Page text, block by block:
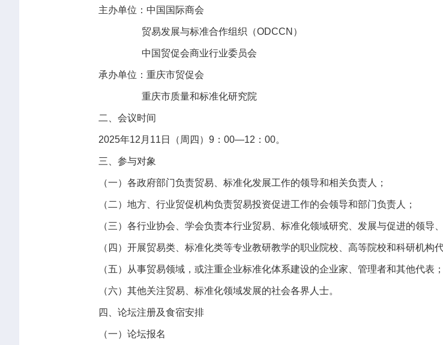
主办单位：中国国际商会
贸易发展与标准合作组织（ODCCN）
中国贸促会商业行业委员会
承办单位：重庆市贸促会
重庆市质量和标准化研究院
二、会议时间
2025年12月11日（周四）9：00—12：00。
三、参与对象
（一）各政府部门负责贸易、标准化发展工作的领导和相关负责人；
（二）地方、行业贸促机构负责贸易投资促进工作的会领导和部门负责人；
（三）各行业协会、学会负责本行业贸易、标准化领域研究、发展与促进的领导
（四）开展贸易类、标准化类等专业教研教学的职业院校、高等院校和科研机构代
（五）从事贸易领域，或注重企业标准化体系建设的企业家、管理者和其他代表；
（六）其他关注贸易、标准化领域发展的社会各界人士。
四、论坛注册及食宿安排
（一）论坛报名